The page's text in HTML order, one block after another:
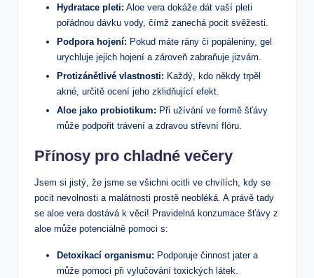
Hydratace pleti: Aloe vera dokáže dát vaší pleti
pořádnou dávku vody, čímž zanechá pocit svěžesti.
Podpora hojení: Pokud máte rány či popáleniny, gel
urychluje jejich hojení a zároveň zabraňuje jizvám.
Protizánětlivé vlastnosti: Každý, kdo někdy trpěl
akné, určitě ocení jeho zklidňující efekt.
Aloe jako probiotikum: Při užívání ve formě šťávy
může podpořit trávení a zdravou střevní flóru.
Přínosy pro chladné večery
Jsem si jistý, že jsme se všichni ocitli ve chvílích, kdy se
pocit nevolnosti a malátnosti prostě neobléká. A právě tady
se aloe vera dostává k věci! Pravidelná konzumace šťávy z
aloe může potenciálně pomoci s:
Detoxikací organismu: Podporuje činnost jater a
může pomoci při vylučování toxických látek.